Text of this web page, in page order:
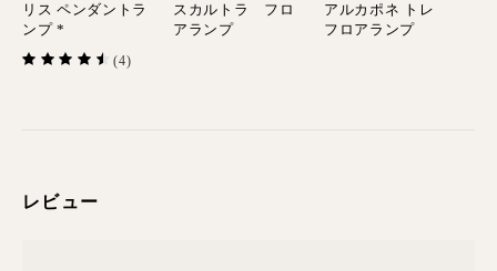
リス ペンダントラ
ンプ *
(4)
スカルトラ フロ
アランプ
アルカポネ トレ
フロアランプ
レビュー